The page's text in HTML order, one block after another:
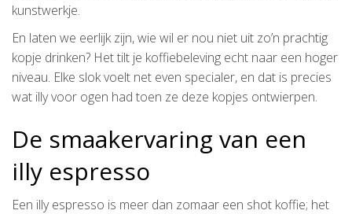
kunstwerkje.
En laten we eerlijk zijn, wie wil er nou niet uit zo’n prachtig
kopje drinken? Het tilt je koffiebeleving echt naar een hoger
niveau. Elke slok voelt net even specialer, en dat is precies
wat illy voor ogen had toen ze deze kopjes ontwierpen.
De smaakervaring van een
illy espresso
Een illy espresso is meer dan zomaar een shot koffie; het